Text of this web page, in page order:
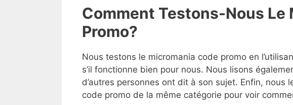
Comment Testons-Nous Le
Promo?
Nous testons le micromania code promo en
s’il fonctionne bien pour nous. Nous lisons
d’autres personnes ont dit à son sujet. Enfin, nous
code promo de la même catégorie pour voir